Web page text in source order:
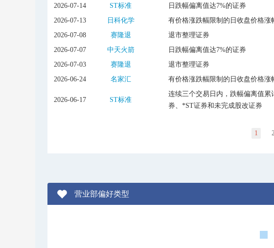
2026-07-14
ST标准 日跌幅偏离值达7%的证券
2026-07-13
日科化学 有价格涨跌幅限制的日收盘价格涨
2026-07-08
赛隆退 退市整理证券
2026-07-07
中天火箭 日跌幅偏离值达7%的证券
2026-07-03
赛隆退 退市整理证券
2026-06-24
名家汇 有价格涨跌幅限制的日收盘价格涨
2026-06-17 ST标准
连续三个交易日内，跌幅偏离值累
券、*ST证券和未完成股改证券
1
营业部偏好类型